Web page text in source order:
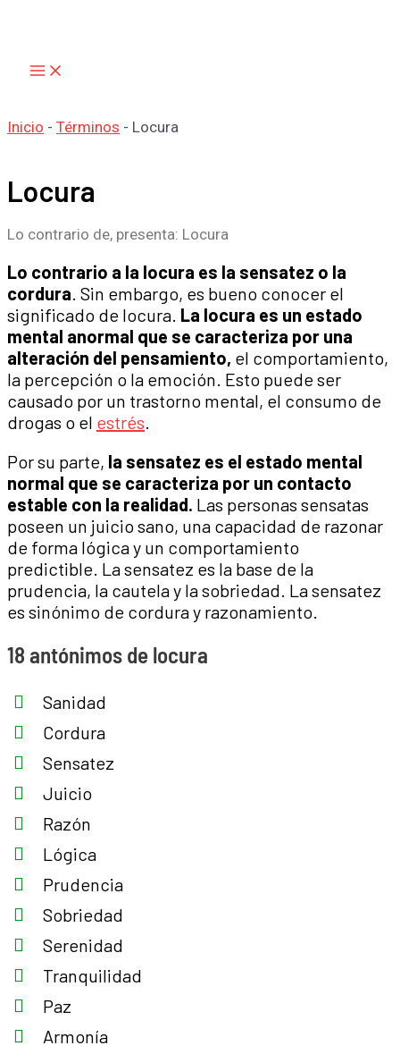
Inicio - Términos - Locura
Locura
Lo contrario de, presenta: Locura
Lo contrario a la locura es la sensatez o la
cordura. Sin embargo, es bueno conocer el
significado de locura. La locura es un estado
mental anormal que se caracteriza por una
alteración del pensamiento, el comportamiento,
la percepción o la emoción. Esto puede ser
causado por un trastorno mental, el consumo de
drogas o el estrés.
Por su parte, la sensatez es el estado mental
normal que se caracteriza por un contacto
estable con la realidad. Las personas sensatas
poseen un juicio sano, una capacidad de razonar
de forma lógica y un comportamiento
predictible. La sensatez es la base de la
prudencia, la cautela y la sobriedad. La sensatez
es sinónimo de cordura y razonamiento.
18 antónimos de locura
Sanidad
Cordura
Sensatez
Juicio
Razón
Lógica
Prudencia
Sobriedad
Serenidad
Tranquilidad
Paz
Armonía